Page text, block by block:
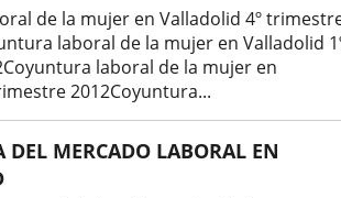
de la mujer en Valladolid 4º
laboral de la mujer en Valladolid
laboral de la mujer en
2012Coyuntura...
DEL MERCADO LABORAL EN